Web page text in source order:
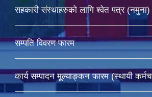
सहकारी संस्थाहरुको लागि श्वेत पत्र (नमुना)
सम्पति विवरण फारम
कार्य सम्पादन मूल्याङ्कन फारम (स्थायी